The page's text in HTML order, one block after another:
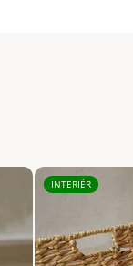
INTERIÉR